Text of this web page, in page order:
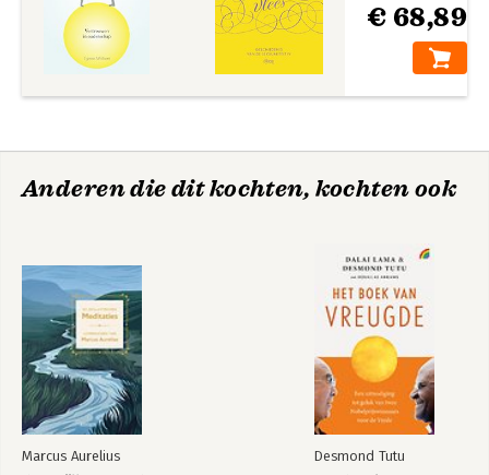
€ 68,89
Anderen die dit kochten, kochten ook
Marcus Aurelius Desmond Tutu